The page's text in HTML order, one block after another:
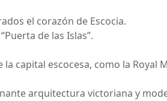
el corazón de Escocia.
de las Islas”.
capital escocesa, como la Royal
arquitectura victoriana y